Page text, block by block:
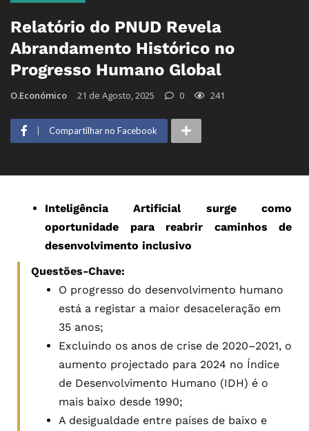
Relatório do PNUD Revela
Abrandamento Histórico no
Progresso Humano Global
O.Económico 21 de Agosto, 2025 0 241
Compartilhar no Facebook
Inteligência Artificial surge como
oportunidade para reabrir caminhos de
desenvolvimento inclusivo
Questões-Chave:
O progresso do desenvolvimento humano
está a registar a maior desaceleração em
35 anos;
Excluindo os anos de crise de 2020–2021, o
aumento projectado para 2024 no Índice
de Desenvolvimento Humano (IDH) é o
mais baixo desde 1990;
A desigualdade entre países de baixo e